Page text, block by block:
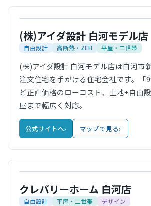
公式サイト
(株)アイダ設計 白河モデル店
自由設計 高断熱・ZEH 平屋・二世帯
(株)アイダ設計 白河モデル店は白河市
注文住宅を手がける住宅会社です。「
ど正直価格のローコスト、土地+自由
屋まで幅広く対応。
公式サイトへ› マップで見る›
公式サイト
クレバリーホーム 白河店
自由設計 平屋・二世帯 デザイン